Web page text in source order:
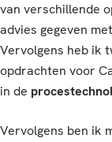
van verschillende
advies gegeven
Vervolgens heb ik
opdrachten voor
in de
Vervolgens ben ik